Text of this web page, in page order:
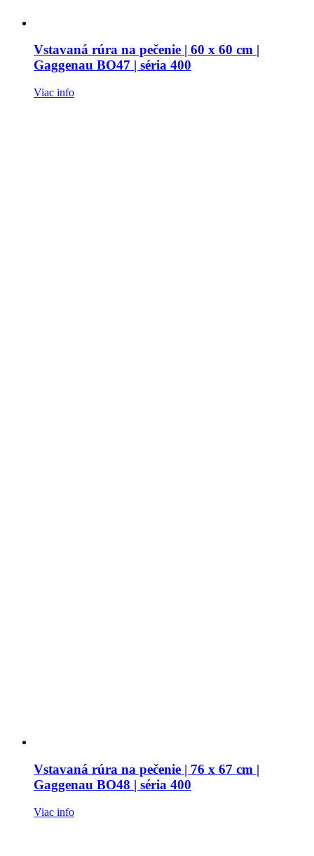
Vstavaná rúra na pečenie | 60 x 60 cm |
Gaggenau BO47 | séria 400
Viac info
Vstavaná rúra na pečenie | 76 x 67 cm |
Gaggenau BO48 | séria 400
Viac info